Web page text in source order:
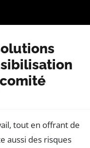
tout en offrant de
aussi des risques